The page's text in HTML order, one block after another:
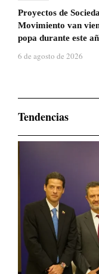
Proyectos de
Movimiento van
popa durante este
6 de agosto de 2026
Tendencias